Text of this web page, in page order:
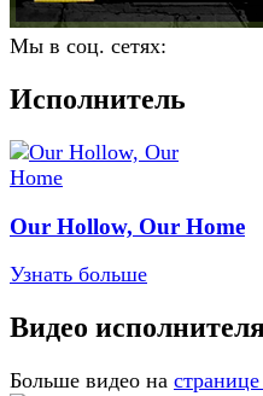
Мы в соц. сетях:
Исполнитель
Our Hollow, Our Home
Узнать больше
Видео
Больше видео на